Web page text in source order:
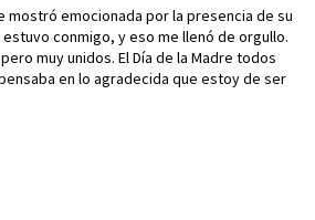
mostró emocionada por la presencia de su
estuvo conmigo, y eso me llenó de orgullo.
muy unidos. El Día de la Madre todos
en lo agradecida que estoy de ser